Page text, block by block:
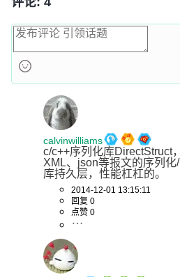
calvinwilliams
c/c++序列化库DirectStruct
XML、json等报文的序列
库持久层，性能杠杠的。
2014-12-01 13:15:11
回复 0
点赞 0